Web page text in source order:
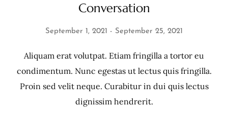
Conversation
September 1, 2021 September 25, 2021
Aliquam erat volutpat. Etiam fringilla a tortor eu
condimentum. Nunc egestas ut lectus quis fringilla.
Proin sed velit neque. Curabitur in dui quis lectus
dignissim hendrerit.